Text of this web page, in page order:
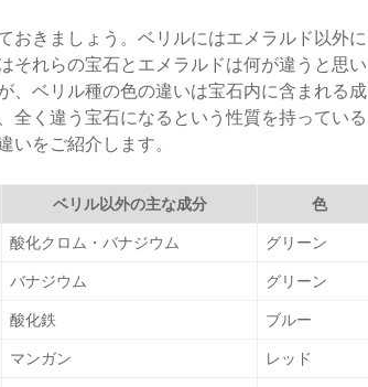
おきましょう。ベリルにはエメラルド以外に
それらの宝石とエメラルドは何が違うと思い
、ベリル種の色の違いは宝石内に含まれる成
全く違う宝石になるという性質を持っている
いをご紹介します。
ベリル以外の主な成分 色
酸化クロム・バナジウム グリーン
バナジウム グリーン
酸化鉄 ブルー
マンガン レッド